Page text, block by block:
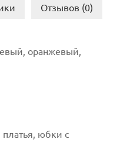
Отзывов (0)
оранжевый,
юбки с